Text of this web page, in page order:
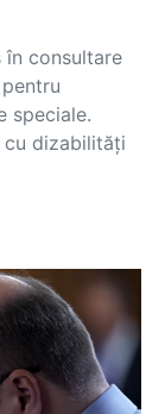
în consultare
speciale.
cu dizabilități